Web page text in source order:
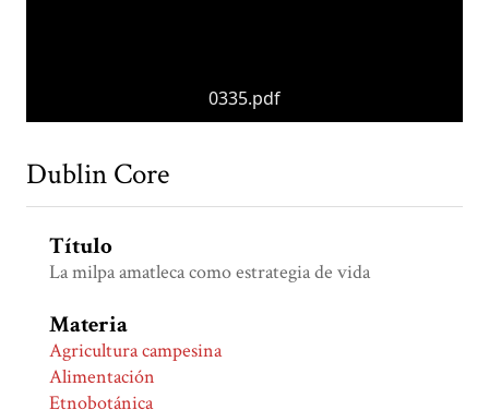
0335.pdf
Dublin Core
Título
La milpa amatleca como estrategia de vida
Materia
Agricultura campesina
Alimentación
Etnobotánica